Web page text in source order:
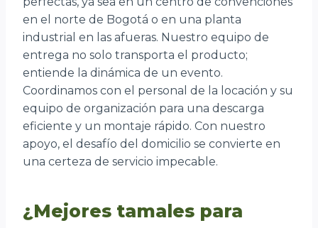
en el norte de Bogotá o en una planta
industrial en las afueras. Nuestro equipo de
entrega no solo transporta el producto;
entiende la dinámica de un evento.
Coordinamos con el personal de la locación y su
equipo de organización para una descarga
eficiente y un montaje rápido. Con nuestro
apoyo, el desafío del domicilio se convierte en
una certeza de servicio impecable.
¿Mejores tamales para